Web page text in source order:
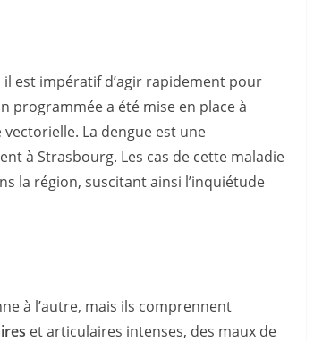
il est impératif d’agir rapidement pour
programmée a été mise en place à
La dengue est une
à Strasbourg. Les cas de cette maladie
la région, suscitant ainsi l’inquiétude
à l’autre, mais ils comprennent
et articulaires intenses, des maux de